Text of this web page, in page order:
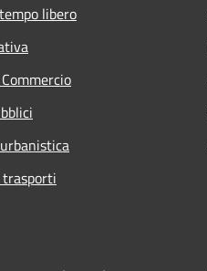
libero